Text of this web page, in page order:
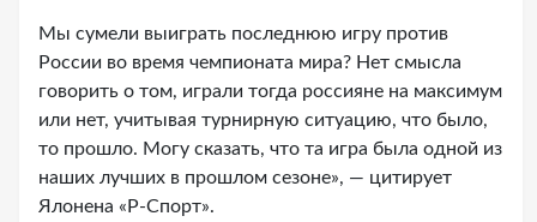
Мы сумели выиграть последнюю игру против
России во время чемпионата мира? Нет смысла
говорить о том, играли тогда россияне на максимум
или нет, учитывая турнирную ситуацию, что было,
то прошло. Могу сказать, что та игра была одной из
наших лучших в прошлом сезоне», — цитирует
Ялонена «Р-Спорт».